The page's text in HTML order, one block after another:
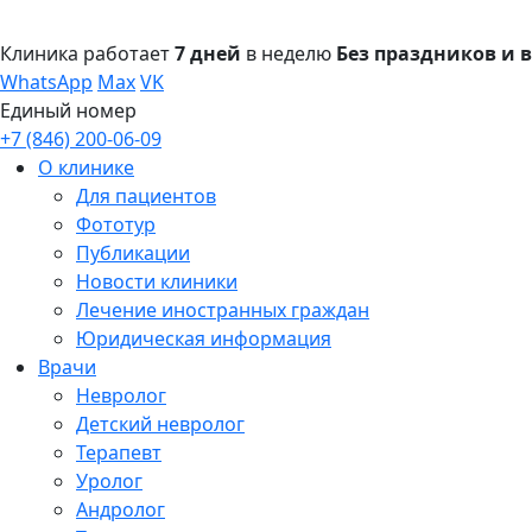
Клиника работает7 дней в неделю Без праздников и
WhatsApp MaxVK
Единый номер
+7 (846) 200-06-09
О клинике
Для пациентов
Фототур
Публикации
Новости клиники
Лечение иностранных граждан
Юридическая информация
Врачи
Невролог
Детский невролог
Терапевт
Уролог
Андролог